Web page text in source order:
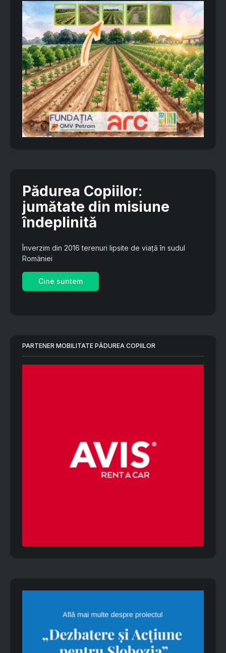
Pădurea Copiilor:
jumătate din misiune
îndeplinită
Înverzim din 2016 terenuri lipsite de viață în sudul
României
Cine suntem
PARTENER MOBILITATE PĂDUREA COPIILOR